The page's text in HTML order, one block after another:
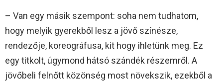
– Van egy másik szempont: soha nem tudhatom,
hogy melyik gyerekből lesz a jövő színésze,
rendezője, koreográfusa, kit hogy ihletünk meg. Ez
egy titkolt, úgymond hátsó szándék részemről. A
jövőbeli felnőtt közönség most növekszik, ezekből a